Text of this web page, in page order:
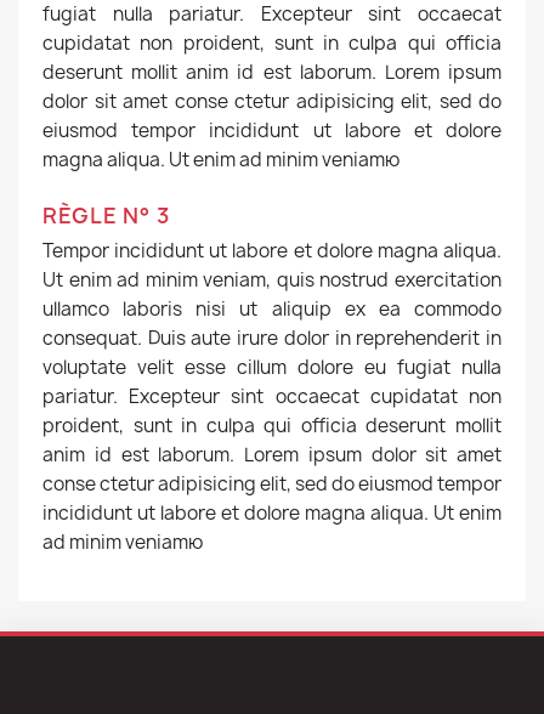
fugiat nulla pariatur. Excepteur sint occaecat
cupidatat non proident, sunt in culpa qui officia
deserunt mollit anim id est laborum. Lorem ipsum
dolor sit amet conse ctetur adipisicing elit, sed do
eiusmod tempor incididunt ut labore et dolore
magna aliqua. Ut enim ad minim veniamю
RÈGLE N° 3
Tempor incididunt ut labore et dolore magna aliqua.
Ut enim ad minim veniam, quis nostrud exercitation
ullamco laboris nisi ut aliquip ex ea commodo
consequat. Duis aute irure dolor in reprehenderit in
voluptate velit esse cillum dolore eu fugiat nulla
pariatur. Excepteur sint occaecat cupidatat non
proident, sunt in culpa qui officia deserunt mollit
anim id est laborum. Lorem ipsum dolor sit amet
conse ctetur adipisicing elit, sed do eiusmod tempor
incididunt ut labore et dolore magna aliqua. Ut enim
ad minim veniamю